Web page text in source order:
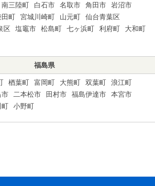
南三陸町 白石市 名取市 角田市
岩沼市
田町 宮城川崎町 山元町
仙台青葉区
区 塩竈市 松島町 七ヶ浜町 利府町
大和町
福島県
楢葉町 富岡町 大熊町 双葉町
浪江町
市 二本松市 田村市 福島伊達市
本宮市
町 小野町